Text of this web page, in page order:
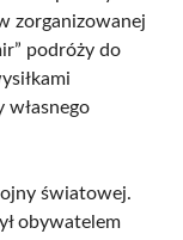
zorganizowanej
podróży do
światowej.
obywatelem